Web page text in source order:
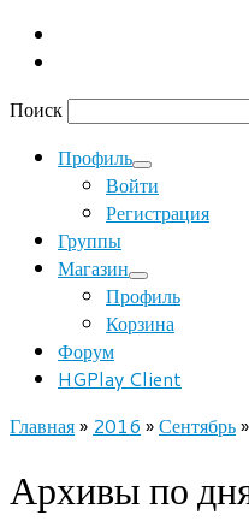
Поиск
Профиль
Войти
Регистрация
Группы
Магазин
Профиль
Корзина
Форум
HGPlay Client
Главная» 2016 »Сентябрь»
Архивы по